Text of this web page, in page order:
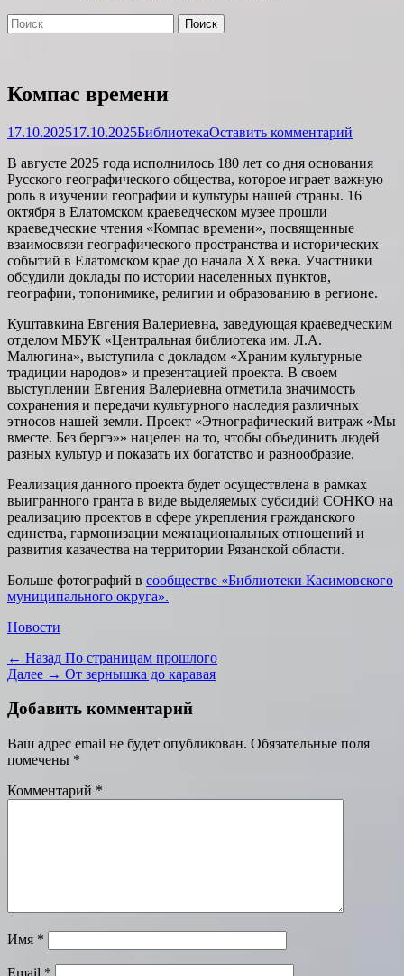
Поиск
Найти:
Компас времени
Опубликовано
17.10.202517.10.2025Автор
БиблиотекаОставить комментарий
В августе 2025 года исполнилось 180 лет со дня основания
Русского географического общества, которое играет важную
роль в изучении географии и культуры нашей страны. 16
октября в Елатомском краеведческом музее прошли
краеведческие чтения «Компас времени», посвященные
взаимосвязи географического пространства и исторических
событий в Елатомском крае до начала XX века. Участники
обсудили доклады по истории населенных пунктов,
географии, топонимике, религии и образованию в регионе.
Куштавкина Евгения Валериевна, заведующая краеведческим
отделом МБУК «Центральная библиотека им. Л.А.
Малюгина», выступила с докладом «Храним культурные
традиции народов» и презентацией проекта. В своем
выступлении Евгения Валериевна отметила значимость
сохранения и передачи культурного наследия различных
этносов нашей земли. Проект «Этнографический витраж «Мы
вместе. Без бергэ»» нацелен на то, чтобы объединить людей
разных культур и показать их богатство и разнообразие.
Реализация данного проекта будет осуществлена в рамках
выигранного гранта в виде выделяемых субсидий СОНКО на
реализацию проектов в сфере укрепления гражданского
единства, гармонизации межнациональных отношений и
развития казачества на территории Рязанской области.
Больше фотографий в сообществе «Библиотеки Касимовского
муниципального округа».
Категории
Новости
Навигация
по
записям
← Назад Предыдущая
запись:
По страницам прошлого
Далее → Следующая
От зернышка до каравая
Добавить комментарий
Ваш адрес email не будет опубликован. Обязательные поля
помечены *
Комментарий *
Имя *
Email *